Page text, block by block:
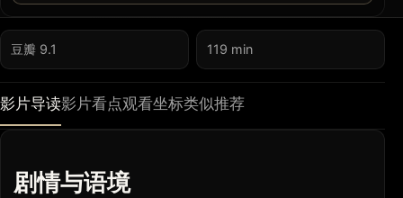
豆瓣 9.1 119 min
影片导读影片看点观看坐标类似推荐
剧情与语境